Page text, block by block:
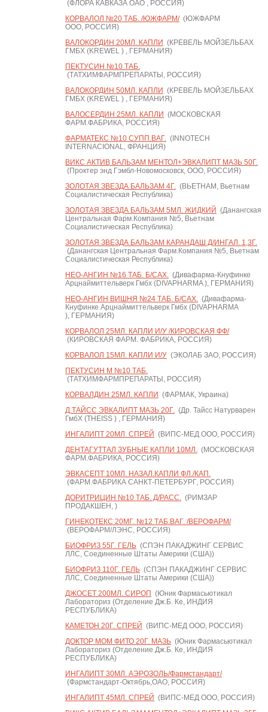
(ФЛОРА КАВКАЗА ОАО , РОССИЯ)
КОРВАЛОЛ №20 ТАБ. /ЮЖФАРМ/(ЮЖФАРМ
ООО, РОССИЯ)
ВАЛОКОРДИН 20МЛ. КАПЛИ (КРЕВЕЛЬ МОЙЗЕЛЬБАХ
ГМБХ (KREWEL ) , ГЕРМАНИЯ)
ПЕКТУСИН №10 ТАБ.
(ТАТХИМФАРМПРЕПАРАТЫ, РОССИЯ)
ВАЛОКОРДИН 50МЛ. КАПЛИ (КРЕВЕЛЬ МОЙЗЕЛЬБАХ
ГМБХ (KREWEL ) , ГЕРМАНИЯ)
ВАЛОСЕРДИН 25МЛ. КАПЛИ (МОСКОВСКАЯ
ФАРМ.ФАБРИКА, РОССИЯ)
ФАРМАТЕКС №10 СУПП.ВАГ.(INNOTECH
INTERNACIONAL, ФРАНЦИЯ)
ВИКС АКТИВ БАЛЬЗАМ МЕНТОЛ+ЭВКАЛИПТ МАЗЬ 50Г.
(Проктер энд Гэмбл-Новомосковск, ООО, РОССИЯ)
ЗОЛОТАЯ ЗВЕЗДА БАЛЬЗАМ 4Г.(ВЬЕТНАМ, Вьетнам
Социалистическая Республика)
ЗОЛОТАЯ ЗВЕЗДА БАЛЬЗАМ 5МЛ. ЖИДКИЙ (Данангская
Центральная Фарм.Компания №5, Вьетнам
Социалистическая Республика)
ЗОЛОТАЯ ЗВЕЗДА БАЛЬЗАМ КАРАНДАШ Д/ИНГАЛ. 1,3Г.
(Данангская Центральная Фарм.Компания №5, Вьетнам
Социалистическая Республика)
НЕО-АНГИН №16 ТАБ. Б/САХ.(Дивафарма-Кнуфинке
Арцнаймиттельверк Гмбх (DIVAPHARMA ), ГЕРМАНИЯ)
НЕО-АНГИН ВИШНЯ №24 ТАБ. Б/САХ.(Дивафарма-
Кнуфинке Арцнаймиттельверк Гмбх (DIVAPHARMA
), ГЕРМАНИЯ)
КОРВАЛОЛ 25МЛ. КАПЛИ И/У /КИРОВСКАЯ ФФ/
(КИРОВСКАЯ ФАРМ. ФАБРИКА, РОССИЯ)
КОРВАЛОЛ 15МЛ. КАПЛИ И/У(ЭКОЛАБ ЗАО, РОССИЯ)
ПЕКТУСИН М №10 ТАБ.
(ТАТХИМФАРМПРЕПАРАТЫ, РОССИЯ)
КОРВАЛДИН 25МЛ. КАПЛИ (ФАРМАК, Украина)
Д.ТАЙСС ЭВКАЛИПТ МАЗЬ 20Г.(Др. Тайсс Натурварен
ГмбХ (THEISS ) , ГЕРМАНИЯ)
ИНГАЛИПТ 20МЛ. СПРЕЙ (ВИПС-МЕД ООО, РОССИЯ)
ДЕНТАГУТТАЛ ЗУБНЫЕ КАПЛИ 10МЛ.(МОСКОВСКАЯ
ФАРМ.ФАБРИКА, РОССИЯ)
ЭВКАСЕПТ 10МЛ. НАЗАЛ.КАПЛИ ФЛ./КАП.
(ФАРМ.ФАБРИКА САНКТ-ПЕТЕРБУРГ, РОССИЯ)
ДОРИТРИЦИН №10 ТАБ. Д/РАСС.(РИМЗАР
ПРОДАКШЕН, )
ГИНЕКОТЕКС 20МГ. №12 ТАБ.ВАГ. /ВЕРОФАРМ/
(ВЕРОФАРМ/ЛЭНС, РОССИЯ)
БИОФРИЗ 55Г. ГЕЛЬ(СПЭН ПАКАДЖИНГ СЕРВИС
ЛЛС, Соединенные Штаты Америки (США))
БИОФРИЗ 110Г. ГЕЛЬ(СПЭН ПАКАДЖИНГ СЕРВИС
ЛЛС, Соединенные Штаты Америки (США))
ДЖОСЕТ 200МЛ. СИРОП (Юник Фармасьютикал
Лабораториз (Отделение Дж.Б. Ке, ИНДИЯ
РЕСПУБЛИКА)
КАМЕТОН 20Г. СПРЕЙ (ВИПС-МЕД ООО, РОССИЯ)
ДОКТОР МОМ ФИТО 20Г. МАЗЬ(Юник Фармасьютикал
Лабораториз (Отделение Дж.Б. Ке, ИНДИЯ
РЕСПУБЛИКА)
ИНГАЛИПТ 30МЛ. АЭРОЗОЛЬ/Фармстандарт/
(Фармстандарт-Октябрь,ОАО, РОССИЯ)
ИНГАЛИПТ 45МЛ. СПРЕЙ (ВИПС-МЕД ООО, РОССИЯ)